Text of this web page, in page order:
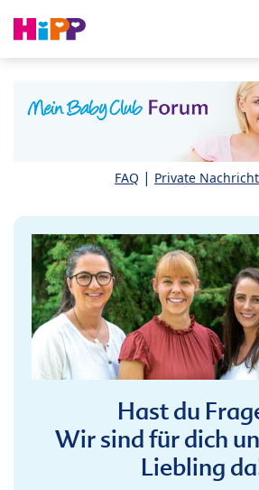
FAQ | Private
Hast du
Wir sind für dich
Liebling